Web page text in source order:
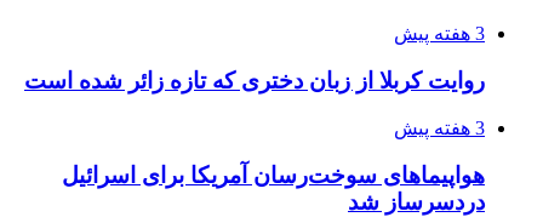
3 هفته پیش
روایت کربلا از زبان دختری که تازه زائر شده است
3 هفته پیش
هواپیماهای سوخت‌رسان آمریکا برای اسرائیل
دردسرساز شد